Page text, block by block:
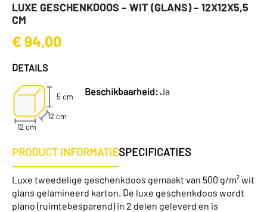
LUXE GESCHENKDOOS – WIT (GLANS) – 12X12X5,5
CM
€ 94,00
DETAILS
5 cm
12 cm
12 cm
Beschikbaarheid:Ja
PRODUCT INFORMATIESPECIFICATIES
Luxe tweedelige geschenkdoos gemaakt van 500 g/m² wit
glans gelamineerd karton. De luxe geschenkdoos wordt
plano (ruimtebesparend) in 2 delen geleverd en is